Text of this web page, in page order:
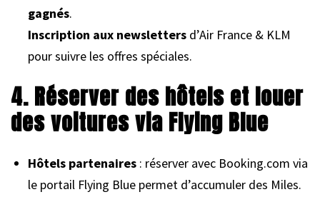
gagnés.
Inscription aux newsletters d’Air France & KLM
pour suivre les offres spéciales.
4. Réserver des hôtels et louer
des voitures via Flying Blue
Hôtels partenaires : réserver avec Booking.com via
le portail Flying Blue permet d’accumuler des Miles.